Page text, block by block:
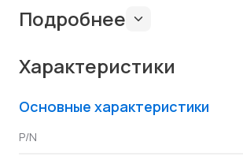
Подробнее
Характеристики
Основные характеристики
P/N